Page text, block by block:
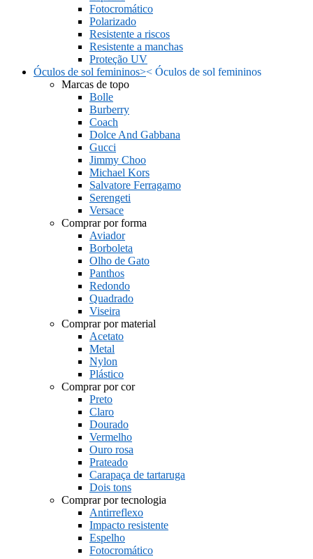
Fotocromático
Polarizado
Resistente a riscos
Resistente a manchas
Proteção UV
Óculos de sol femininos>< Óculos de sol femininos
Marcas de topo
Bolle
Burberry
Coach
Dolce And Gabbana
Gucci
Jimmy Choo
Michael Kors
Salvatore Ferragamo
Serengeti
Versace
Comprar por forma
Aviador
Borboleta
Olho de Gato
Panthos
Redondo
Quadrado
Viseira
Comprar por material
Acetato
Metal
Nylon
Plástico
Comprar por cor
Preto
Claro
Dourado
Vermelho
Ouro rosa
Prateado
Carapaça de tartaruga
Dois tons
Comprar por tecnologia
Antirreflexo
Impacto resistente
Espelho
Fotocromático